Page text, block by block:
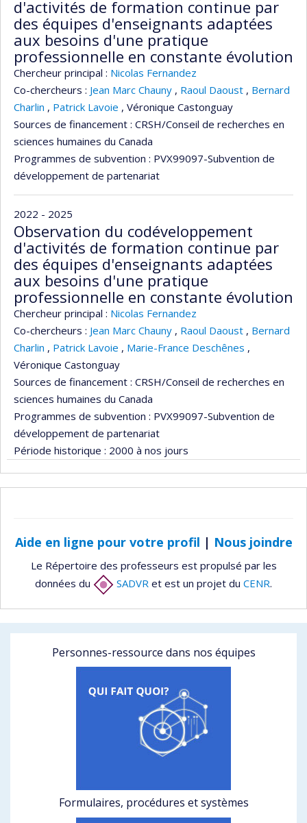
d'activités de formation continue par
des équipes d'enseignants adaptées
aux besoins d'une pratique
professionnelle en constante évolution
Chercheur principal : Nicolas Fernandez
Co-chercheurs : Jean Marc Chauny , Raoul Daoust , Bernard
Charlin , Patrick Lavoie , Véronique Castonguay
Sources de financement : CRSH/Conseil de recherches en
sciences humaines du Canada
Programmes de subvention : PVX99097-Subvention de
développement de partenariat
2022 - 2025
Observation du codéveloppement
d'activités de formation continue par
des équipes d'enseignants adaptées
aux besoins d'une pratique
professionnelle en constante évolution
Chercheur principal : Nicolas Fernandez
Co-chercheurs : Jean Marc Chauny , Raoul Daoust , Bernard
Charlin , Patrick Lavoie , Marie-France Deschênes ,
Véronique Castonguay
Sources de financement : CRSH/Conseil de recherches en
sciences humaines du Canada
Programmes de subvention : PVX99097-Subvention de
développement de partenariat
Période historique : 2000 à nos jours
Aide en ligne pour votre profil | Nous joindre
Le Répertoire des professeurs est propulsé par les
données du
SADVR et est un projet du CENR.
Personnes-ressource dans nos équipes
Formulaires, procédures et systèmes